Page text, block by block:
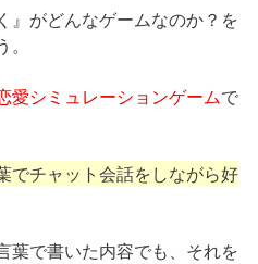
』がどんなゲームなのか？を
愛シミュレーションゲームで
でチャット会話をしながら好
葉で書いた内容でも、それを